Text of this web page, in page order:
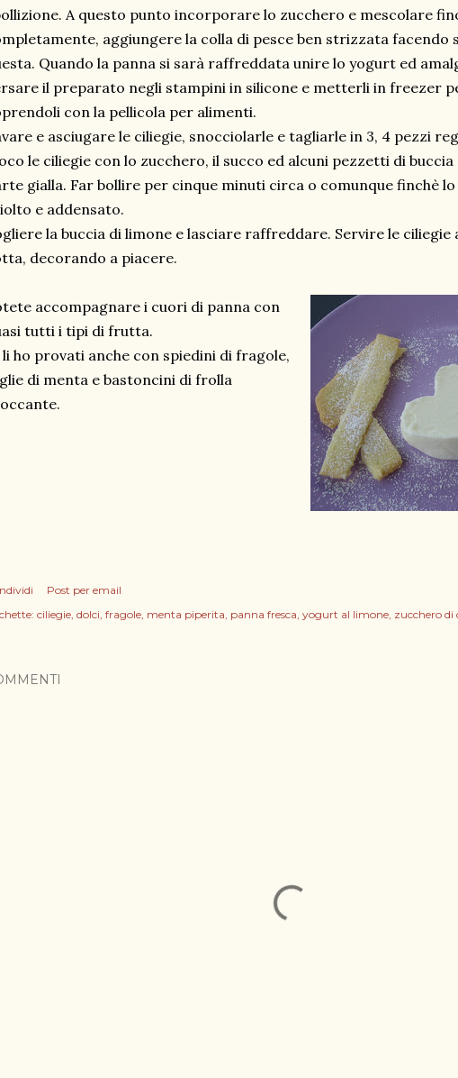
A questo punto incorporare lo zucchero e mescolare
aggiungere la colla di pesce ben strizzata facendo
Quando la panna si sarà raffreddata unire lo yogurt ed
il preparato negli stampini in silicone e metterli in freezer
con la pellicola per alimenti.
e asciugare le ciliegie, snocciolarle e tagliarle in 3, 4 pezzi
le ciliegie con lo zucchero, il succo ed alcuni pezzetti di buccia
gialla. Far bollire per cinque minuti circa o comunque finchè
e addensato.
la buccia di limone e lasciare raffreddare. Servire le ciliegie
decorando a piacere.
accompagnare i cuori di panna con
tutti i tipi di frutta.
ho provati anche con spiedini di fragole,
di menta e bastoncini di frolla
Post per email
ciliegie dolci fragole menta piperita panna fresca yogurt al limone zucchero di